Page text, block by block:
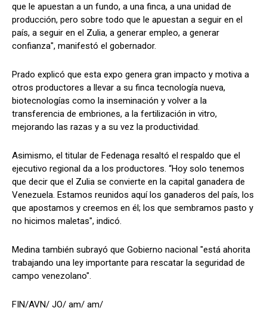
que le apuestan a un fundo, a una finca, a una unidad de
producción, pero sobre todo que le apuestan a seguir en el
país, a seguir en el Zulia, a generar empleo, a generar
confianza", manifestó el gobernador.
Prado explicó que esta expo genera gran impacto y motiva a
otros productores a llevar a su finca tecnología nueva,
biotecnologías como la inseminación y volver a la
transferencia de embriones, a la fertilización in vitro,
mejorando las razas y a su vez la productividad.
Asimismo, el titular de Fedenaga resaltó el respaldo que el
ejecutivo regional da a los productores. “Hoy solo tenemos
que decir que el Zulia se convierte en la capital ganadera de
Venezuela. Estamos reunidos aquí los ganaderos del país, los
que apostamos y creemos en él; los que sembramos pasto y
no hicimos maletas", indicó.
Medina también subrayó que Gobierno nacional "está ahorita
trabajando una ley importante para rescatar la seguridad de
campo venezolano".
FIN/AVN/ JO/ am/ am/